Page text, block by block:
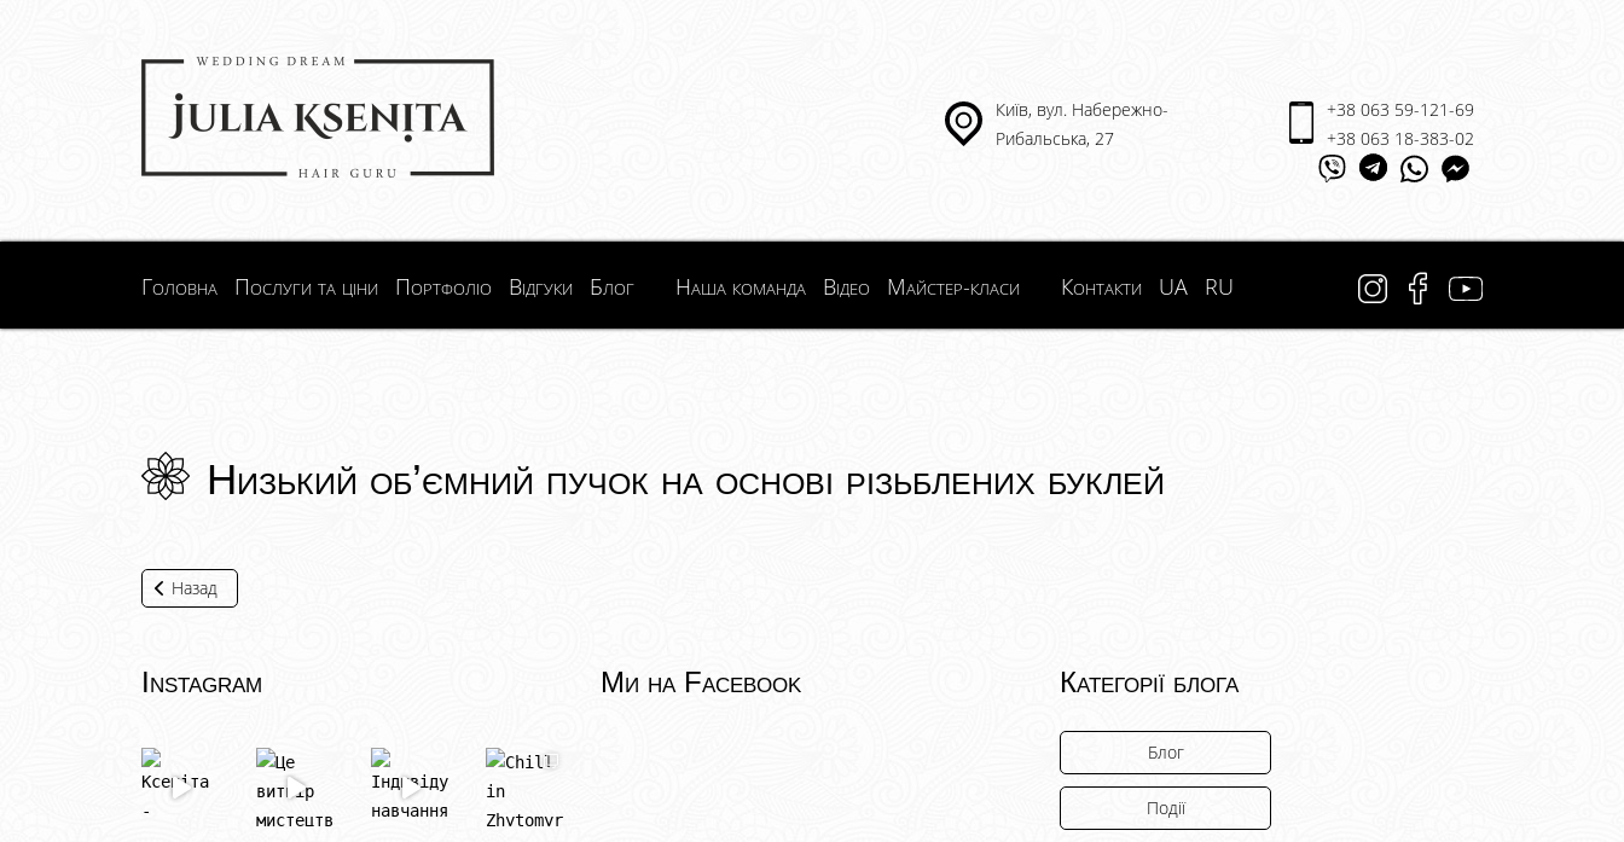
Київ, вул. Набережно-
Рибальська, 27
+38 063 59-121-69
+38 063 18-383-02
Головна Послуги та ціни Портфоліо Відгуки Блог Наша команда Відео Майстер-класи Контакти UA RU
Низький об’ємний пучок на основі різьблених буклей
Назад
Instagram Ми на Facebook Категорії блога
Блог
Події